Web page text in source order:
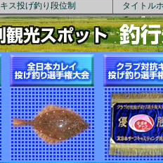
キス投げ釣り段位制 タイトル